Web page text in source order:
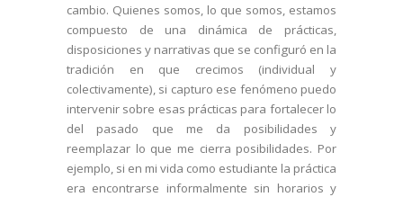
cambio. Quienes somos, lo que somos, estamos
compuesto de una dinámica de prácticas,
disposiciones y narrativas que se configuró en la
tradición en que crecimos (individual y
colectivamente), si capturo ese fenómeno puedo
intervenir sobre esas prácticas para fortalecer lo
del pasado que me da posibilidades y
reemplazar lo que me cierra posibilidades. Por
ejemplo, si en mi vida como estudiante la práctica
era encontrarse informalmente sin horarios y